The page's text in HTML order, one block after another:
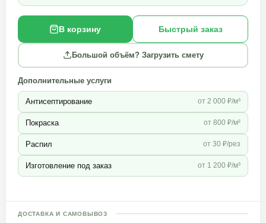
В корзину Быстрый заказ
Большой объём? Загрузить смету
Дополнительные услуги
Антисептирование от 2 000 ₽/м³
Покраска от 800 ₽/м²
Распил от 30 ₽/рез
Изготовление под заказ от 1 200 ₽/м³
ДОСТАВКА И САМОВЫВОЗ